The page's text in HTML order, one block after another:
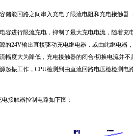
储能回路之间串入充电了限流电阻和充电接触
容进行限流充电，抑制了最大充电电流，随着
的24V输出直接驱动充电继电器，或由此继电器
幅度大为降低，充电接触器的闭合/切换电流并不
起振工作， CPU检测到由直流回路电压检检测电
接触器控制电路如下图：